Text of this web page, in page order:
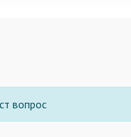
вопрос